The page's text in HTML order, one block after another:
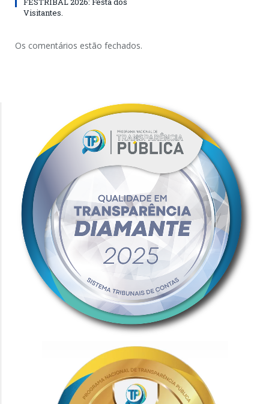
Visitantes.
Os comentários estão fechados.